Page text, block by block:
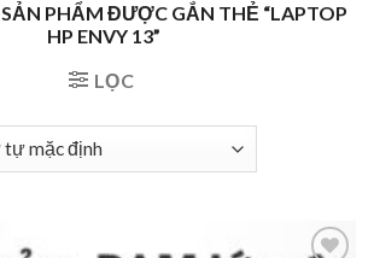
SẢN PHẨM ĐƯỢC GẮN THẺ “LAPTOP
HP ENVY 13”
LỌC